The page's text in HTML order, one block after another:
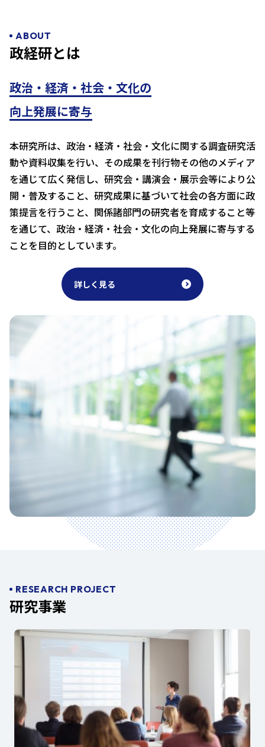
ABOUT
政経研とは
政治・経済・社会・文化の
向上発展に寄与
本研究所は、政治・経済・社会・文化に関する調査研究活
動や資料収集を行い、その成果を刊行物その他のメディア
を通じて広く発信し、研究会・講演会・展示会等により公
開・普及すること、研究成果に基づいて社会の各方面に政
策提言を行うこと、関係諸部門の研究者を育成すること等
を通じて、政治・経済・社会・文化の向上発展に寄与する
ことを目的としています。
詳しく見る
RESEARCH PROJECT
研究事業